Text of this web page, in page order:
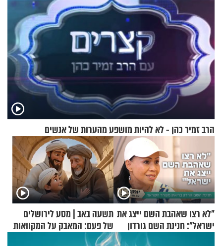
הרב זמיר כהן - לא להיות מושפע מהערות של אנשים
"לא רצו שאהבת השם ייצג את
ישראל": חנינת השם גורדון
בריאיון מעורר השראה
תשעה באב | מסע לירושלים
של פעם: המאבק על המקוואות